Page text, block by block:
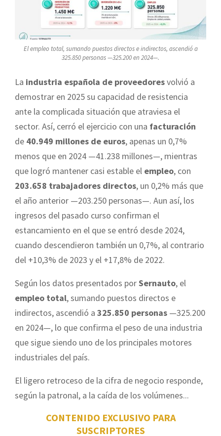
El empleo total, sumando puestos directos e indirectos, ascendió a
325.850 personas —325.200 en 2024—.
La industria española de proveedoresvolvió a
demostrar en 2025 su capacidad de resistencia
ante la complicada situación que atraviesa el
sector. Así, cerró el ejercicio con una facturación
de 40.949 millones de euros, apenas un 0,7%
menos que en 2024 —41.238 millones—, mientras
que logró mantener casi estable el empleo, con
203.658 trabajadores directos, un 0,2% más que
el año anterior —203.250 personas—. Aun así, los
ingresos del pasado curso confirman el
estancamiento en el que se entró desde 2024,
cuando descendieron también un 0,7%, al contrario
del +10,3% de 2023 y el +17,8% de 2022.
Según los datos presentados porSernauto, el
empleo total, sumando puestos directos e
indirectos, ascendió a 325.850 personas —325.200
en 2024—, lo que confirma el peso de una industria
que sigue siendo uno de los principales motores
industriales del país.
El ligero retroceso de la cifra de negocio responde,
según la patronal, a la caída de los volúmenes...
CONTENIDO EXCLUSIVO PARA
SUSCRIPTORES